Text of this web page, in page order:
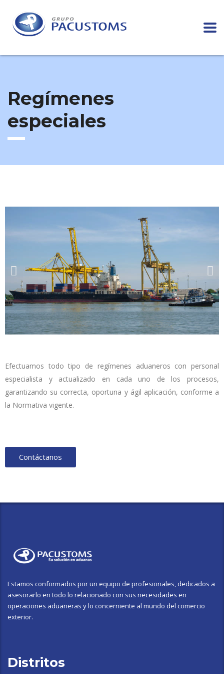
Regímenes
especiales
Efectuamos todo tipo de regímenes aduaneros con personal
especialista y actualizado en cada uno de los procesos,
garantizando su correcta, oportuna y ágil aplicación, conforme a
la Normativa vigente.
Contáctanos
Estamos conformados por un equipo de profesionales, dedicados a
asesorarlo en todo lo relacionado con sus necesidades en
operaciones aduaneras y lo concerniente al mundo del comercio
exterior.
Distritos